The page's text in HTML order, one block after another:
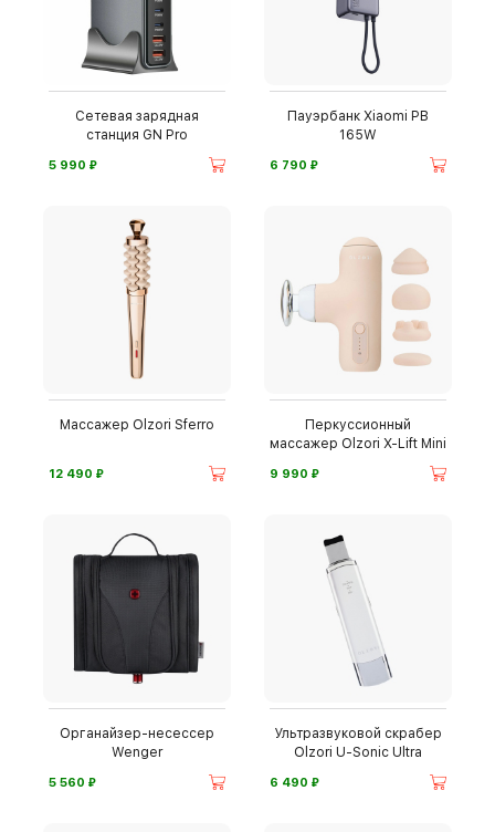
Сетевая зарядная
станция GN Pro
5 990 ⃏
Пауэрбанк Xiaomi PB
165W
6 790 ⃏
Массажер Olzori Sferro
12 490 ⃏
Перкуссионный
массажер Olzori X-Lift Mini
9 990 ⃏
Органайзер-несессер
Wenger
5 560 ⃏
Ультразвуковой скрабер
Olzori U-Sonic Ultra
6 490 ⃏